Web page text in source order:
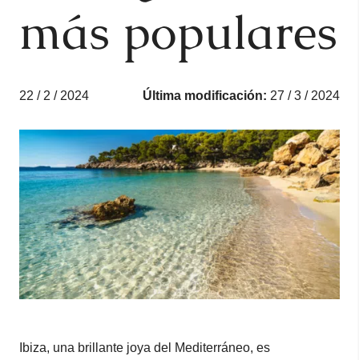
más populares
22 / 2 / 2024 Última modificación: 27 / 3 / 2024
Ibiza, una brillante joya del Mediterráneo, es